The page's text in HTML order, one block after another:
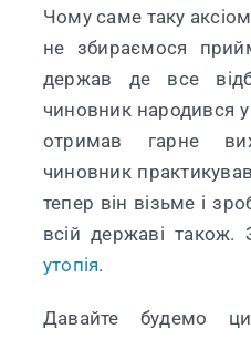
Чому саме таку
не збираємося
держав де все
чиновник народився у
отримав гарне
чиновник
тепер він візьме і
всій державі також.
утопія.
Давайте будемо